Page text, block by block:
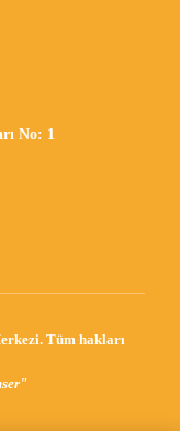
No: 1
Tüm hakları